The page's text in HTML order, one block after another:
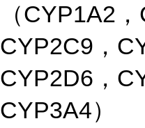
（CYP1A2
CYP2C9，
CYP2D6，
CYP3A4）